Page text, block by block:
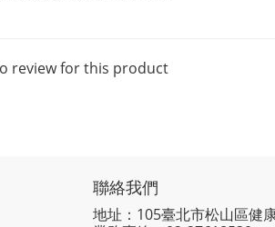
review for this product
聯絡我們
地址：105臺北市松山區健